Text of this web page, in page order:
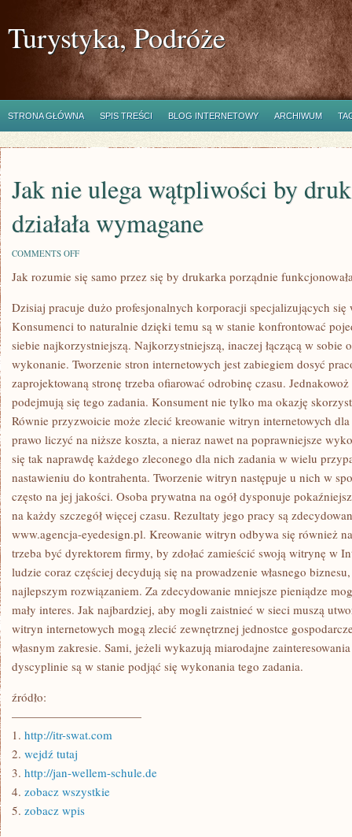
Turystyka, Podróże
STRONA GŁÓWNA SPIS TREŚCI BLOG INTERNETOWY ARCHIWUM
Jak nie ulega wątpliwości by
działała wymagane
COMMENTS OFFON
NIE
ULEGA
BY
DRUKARKA
DZIAŁAŁA
WYMAGANE
Jak rozumie się samo przez się by drukarka porządnie
Dzisiaj pracuje dużo profesjonalnych korporacji specjalizujących
Konsumenci to naturalnie dzięki temu są w stanie konfrontować
siebie najkorzystniejszą. Najkorzystniejszą, inaczej łączącą w sobie
wykonanie. Tworzenie stron internetowych jest zabiegiem dosyć
zaprojektowaną stronę trzeba ofiarować odrobinę czasu.
podejmują się tego zadania. Konsument nie tylko ma okazję
Równie przyzwoicie może zlecić kreowanie witryn internetowych
prawo liczyć na niższe koszta, a nieraz nawet na poprawniejsze
się tak naprawdę każdego zleconego dla nich zadania w wielu
nastawieniu do kontrahenta. Tworzenie witryn następuje u nich w
często na jej jakości. Osoba prywatna na ogół dysponuje
na każdy szczegół więcej czasu. Rezultaty jego pracy są
www.agencja-eyedesign.pl. Kreowanie witryn odbywa się również
trzeba być dyrektorem firmy, by zdołać zamieścić swoją witrynę w
ludzie coraz częściej decydują się na prowadzenie własnego
najlepszym rozwiązaniem. Za zdecydowanie mniejsze pieniądze
mały interes. Jak najbardziej, aby mogli zaistnieć w sieci muszą
witryn internetowych mogą zlecić zewnętrznej jednostce
własnym zakresie. Sami, jeżeli wykazują miarodajne
dyscyplinie są w stanie podjąć się wykonania tego zadania.
źródło:
———————————
1. http://itr-swat.com
2. wejdź tutaj
3. http://jan-wellem-schule.de
4. zobacz wszystkie
5. zobacz wpis